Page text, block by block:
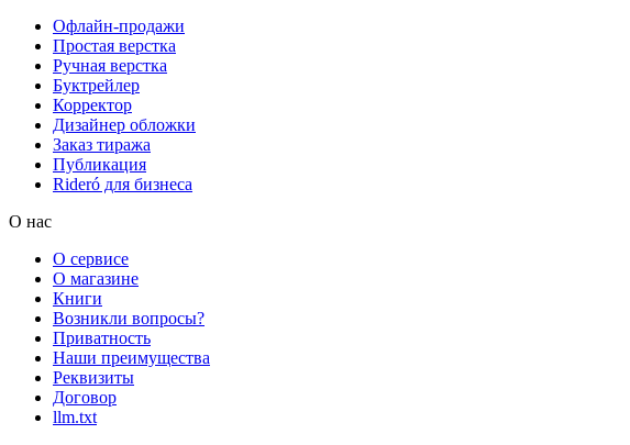
Офлайн-продажи
Простая верстка
Ручная верстка
Буктрейлер
Корректор
Дизайнер обложки
Заказ тиража
Публикация
Rideró для бизнеса
О нас
О сервисе
О магазине
Книги
Возникли вопросы?
Приватность
Наши преимущества
Реквизиты
Договор
llm.txt